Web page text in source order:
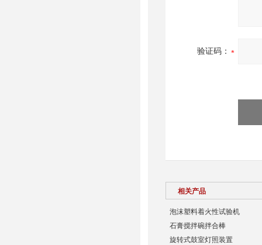
验证码：
相关产品
泡沫塑料着火性试验机
石膏搅拌碗拌合棒
​旋转式鼓室灯照装置